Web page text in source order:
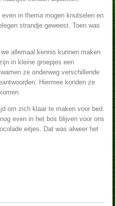
in thema mogen knutselen en
strandje geweest. Toen was
allemaal kennis kunnen maken
in kleine groepjes een
ze onderweg verschillende
Hiermee konden ze
om zich klaar te maken voor bed.
even in het bos blijven voor ons
eitjes. Dat was alweer het